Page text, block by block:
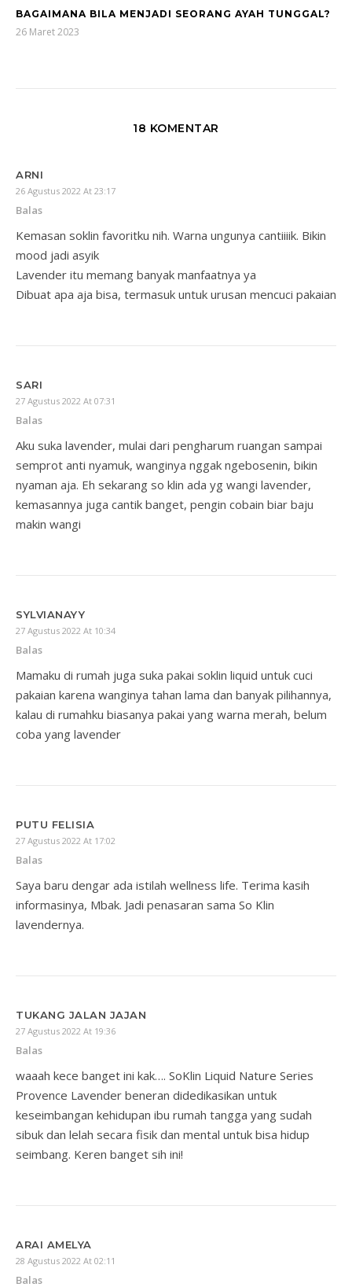
BAGAIMANA BILA MENJADI SEORANG AYAH TUNGGAL?
26 Maret 2023
18 KOMENTAR
ARNI
26 Agustus 2022 At 23:17
Balas
Kemasan soklin favoritku nih. Warna ungunya cantiiiik. Bikin
mood jadi asyik
Lavender itu memang banyak manfaatnya ya
Dibuat apa aja bisa, termasuk untuk urusan mencuci pakaian
SARI
27 Agustus 2022 At 07:31
Balas
Aku suka lavender, mulai dari pengharum ruangan sampai
semprot anti nyamuk, wanginya nggak ngebosenin, bikin
nyaman aja. Eh sekarang so klin ada yg wangi lavender,
kemasannya juga cantik banget, pengin cobain biar baju
makin wangi
SYLVIANAYY
27 Agustus 2022 At 10:34
Balas
Mamaku di rumah juga suka pakai soklin liquid untuk cuci
pakaian karena wanginya tahan lama dan banyak pilihannya,
kalau di rumahku biasanya pakai yang warna merah, belum
coba yang lavender
PUTU FELISIA
27 Agustus 2022 At 17:02
Balas
Saya baru dengar ada istilah wellness life. Terima kasih
informasinya, Mbak. Jadi penasaran sama So Klin
lavendernya.
TUKANG JALAN JAJAN
27 Agustus 2022 At 19:36
Balas
waaah kece banget ini kak…. SoKlin Liquid Nature Series
Provence Lavender beneran didedikasikan untuk
keseimbangan kehidupan ibu rumah tangga yang sudah
sibuk dan lelah secara fisik dan mental untuk bisa hidup
seimbang. Keren banget sih ini!
ARAI AMELYA
28 Agustus 2022 At 02:11
Balas